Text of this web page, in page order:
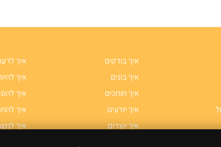
איך בודקים
איך בונים
איך חותכים
איך יודעים
איך יוצרים
איך
איך
איך
איך
איך